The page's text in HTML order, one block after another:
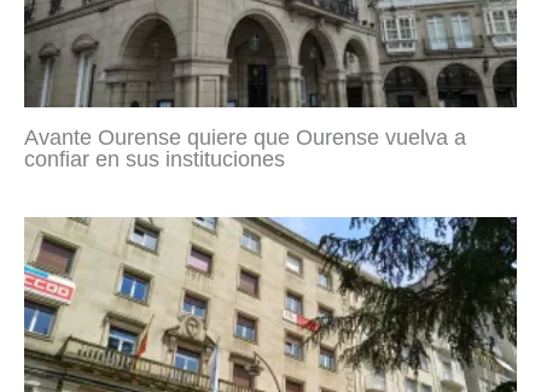
Avante Ourense quiere que Ourense vuelva a
confiar en sus instituciones